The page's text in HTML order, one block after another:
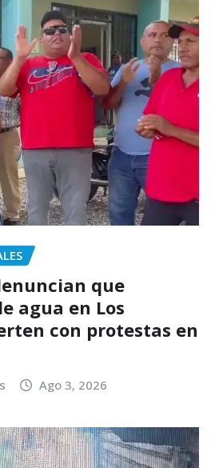
que
agua en Los
con protestas en
Ago 3, 2026